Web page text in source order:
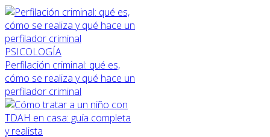
PSICOLOGÍA
Perfilación criminal: qué es,
cómo se realiza y qué hace un
perfilador criminal